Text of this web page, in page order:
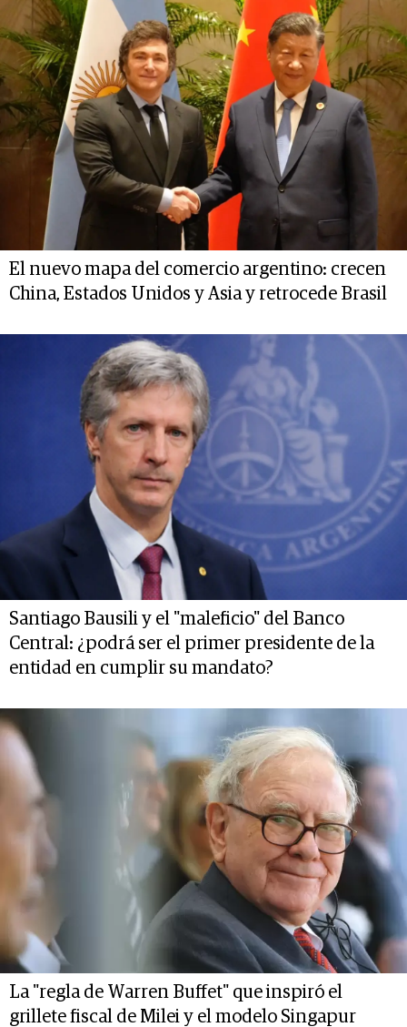
El nuevo mapa del comercio argentino: crecen
China, Estados Unidos y Asia y retrocede Brasil
Santiago Bausili y el "maleficio" del Banco
Central: ¿podrá ser el primer presidente de la
entidad en cumplir su mandato?
La "regla de Warren Buffet" que inspiró el
grillete fiscal de Milei y el modelo Singapur